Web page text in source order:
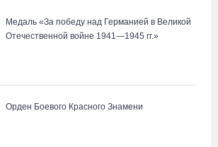
Медаль «За победу над Германией в Великой
Отечественной войне 1941—1945 гг.»
Орден Боевого Красного Знамени